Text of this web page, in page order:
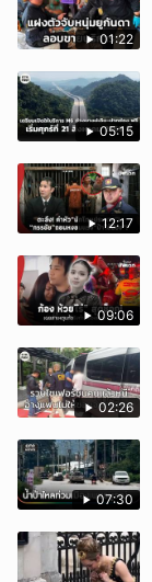
01:22
05:15
12:17
09:06
02:26
07:30